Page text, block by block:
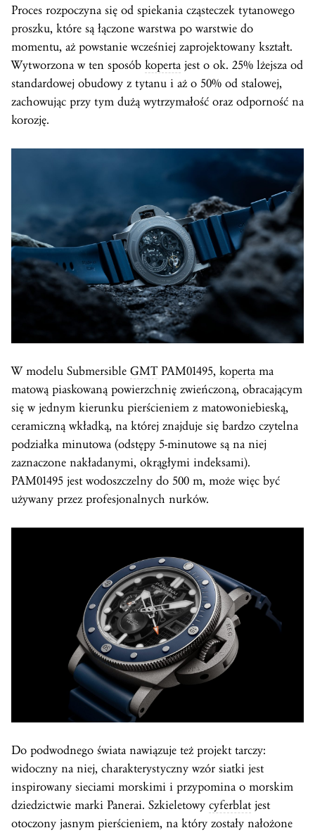
Proces rozpoczyna się od spiekania cząsteczek tytanowego
proszku, które są łączone warstwa po warstwie do
momentu, aż powstanie wcześniej zaprojektowany kształt.
Wytworzona w ten sposób koperta jest o ok. 25% lżejsza od
standardowej obudowy z tytanu i aż o 50% od stalowej,
zachowując przy tym dużą wytrzymałość oraz odporność na
korozję.
W modelu Submersible GMTPAM01495, koperta ma
matową piaskowaną powierzchnię zwieńczoną, obracającym
się w jednym kierunku pierścieniem z matowoniebieską,
ceramiczną wkładką, na której znajduje się bardzo czytelna
podziałka minutowa (odstępy 5-minutowe są na niej
zaznaczone nakładanymi, okrągłymi indeksami).
PAM01495 jest wodoszczelny do 500 m, może więc być
używany przez profesjonalnych nurków.
Do podwodnego świata nawiązuje też projekt tarczy:
widoczny na niej, charakterystyczny wzór siatki jest
inspirowany sieciami morskimi i przypomina o morskim
dziedzictwie marki Panerai. Szkieletowy cyferblatjest
otoczony jasnym pierścieniem, na który zostały nałożone